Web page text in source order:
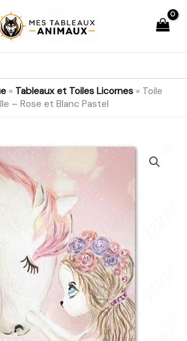
» Tableaux et Toiles Licornes » Toile
– Rose et Blanc Pastel
de
prix :
21,99€
à
41,99€